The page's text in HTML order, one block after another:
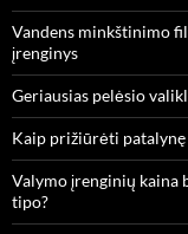
Vandens minkštinimo
įrenginys
Geriausias pelėsio
Kaip prižiūrėti
Valymo įrenginių kaina
tipo?